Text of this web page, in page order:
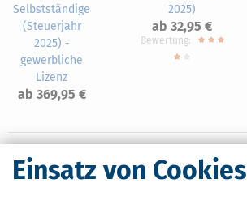
Einsatz von Cookies
Selbstständige
(Steuerjahr
2025) -
gewerbliche
Lizenz
ab 369,95 €
2025)
ab 32,95 €
Bewertung:
Nahe Finanzämter